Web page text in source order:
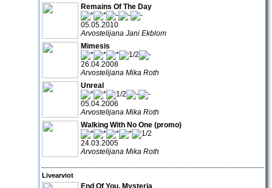
Remains Of The Day
05.05.2010
Arvostelijana Jani Ekblom
Mimesis
26.04.2008
Arvostelijana Mika Roth
Unreal
05.04.2006
Arvostelijana Mika Roth
Walking With No One (promo)
24.03.2005
Arvostelijana Mika Roth
Livearviot